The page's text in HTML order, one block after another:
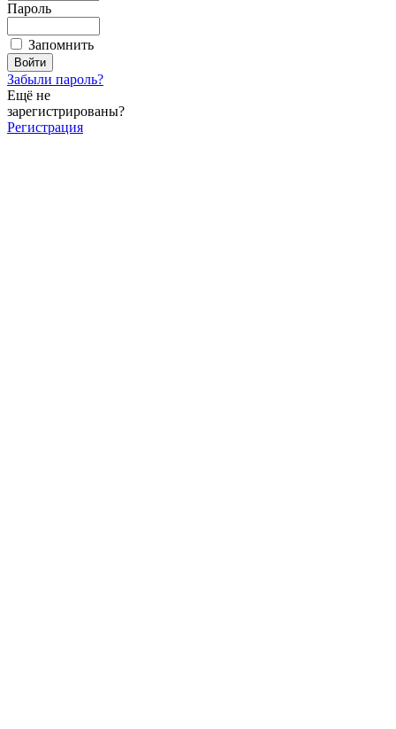
Пароль
Запомнить
Забыли пароль?
Ещё не
зарегистрированы?
Регистрация